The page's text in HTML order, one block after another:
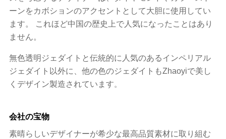
ーンをカボションのアクセントとして大胆に使用してい
ます。 これほど中国の歴史上で人気になったことはあり
ません。
無色透明ジェダイトと伝統的に人気のあるインペリアル
ジェダイト以外に、他の色のジェダイトもZhaoyiで美し
くデザイン製造されています。
会社の宝物
素晴らしいデザイナーが希少な最高品質素材に取り組む